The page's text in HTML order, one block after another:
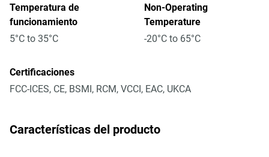
Temperatura de
funcionamiento
5°C to 35°C
Non-Operating
Temperature
-20°C to 65°C
Certificaciones
FCC-ICES, CE, BSMI, RCM, VCCI, EAC, UKCA
Características del producto